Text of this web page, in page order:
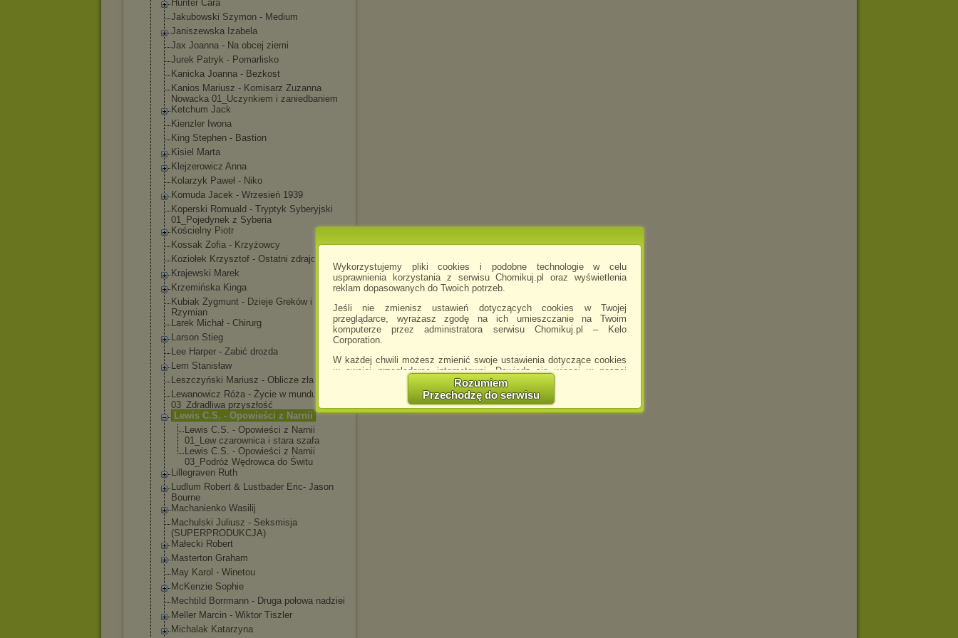
Wykorzystujemy pliki cookies i podobne technologie w celu
usprawnienia korzystania z serwisu Chomikuj.pl oraz wyświetlenia
reklam dopasowanych do Twoich potrzeb.
Jeśli nie zmienisz ustawień dotyczących cookies w Twojej
przeglądarce, wyrażasz zgodę na ich umieszczanie na Twoim
komputerze przez administratora serwisu Chomikuj.pl – Kelo
Corporation.
W każdej chwili możesz zmienić swoje ustawienia dotyczące cookies
w swojej przeglądarce internetowej. Dowiedz się więcej w naszej
http://chomikuj.pl/PolitykaPrywatnosci.aspx
Jednocześnie informujemy że zmiana ustawień przeglądarki może
spowodować ograniczenie korzystania ze strony Chomikuj.pl.
marketingowych).
Rozumiem
Przechodzę do serwisu
Hunter Cara
Jakubowski Szymon - Medium
Janiszewska Izabela
Jax Joanna - Na obcej ziemi
Jurek Patryk - Pomarlisko
Kanicka Joanna - Bezkost
Kanios Mariusz - Komisarz Zuzanna
Nowacka 01_Uczynkiem i zaniedbaniem
Ketchum Jack
Kienzler Iwona
King Stephen - Bastion
Kisiel Marta
Klejzerowicz Anna
Kolarzyk Paweł - Niko
Komuda Jacek - Wrzesień 1939
Koperski Romuald - Tryptyk Syberyjski
01_Pojedynek z Syberia
Kościelny Piotr
Kossak Zofia - Krzyżowcy
Koziołek Krzysztof - Ostatni zdrajca
Krajewski Marek
Krzemińska Kinga
Kubiak Zygmunt - Dzieje Greków i
Rzymian
Larek Michał - Chirurg
Larson Stieg
Lee Harper - Zabić drozda
Lem Stanisław
Leszczyński Mariusz - Oblicze zła
Lewanowicz Róża - Życie w mundurze
03_Zdradliwa przyszłość
Lewis C.S. - Opowieści z Narnii
Lewis C.S. - Opowieści z Narnii
01_Lew czarownica i stara szafa
Lewis C.S. - Opowieści z Narnii
03_Podróż Wędrowca do Świtu
Lillegraven Ruth
Ludlum Robert & Lustbader Eric- Jason
Bourne
Machanienko Wasilij
Machulski Juliusz - Seksmisja
(SUPERPRODUKCJA)
Małecki Robert
Masterton Graham
May Karol - Winetou
McKenzie Sophie
Mechtild Borrmann - Druga połowa nadziei
Meller Marcin - Wiktor Tiszler
Michalak Katarzyna